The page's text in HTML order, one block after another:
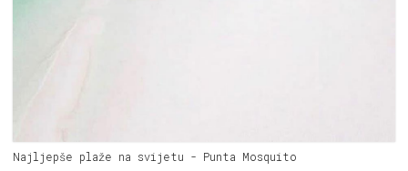
Najljepše plaže na svijetu - Punta Mosquito